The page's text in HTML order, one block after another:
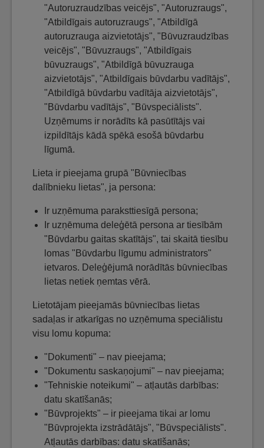
"Autoruzraudzības veicējs", "Autoruzraugs",
"Atbildīgais autoruzraugs", "Atbildīgā
autoruzrauga aizvietotājs", "Būvuzraudzības
veicējs", "Būvuzraugs", "Atbildīgais
būvuzraugs", "Atbildīgā būvuzrauga
aizvietotājs", "Atbildīgais būvdarbu vadītājs",
"Atbildīgā būvdarbu vadītāja aizvietotājs",
"Būvdarbu vadītājs", "Būvspeciālists".
Uzņēmums ir norādīts kā pasūtītājs vai
izpildītājs kādā spēkā esošā būvdarbu
līgumā.
Lieta ir pieejama grupā "Būvniecības
dalībnieku lietas", ja persona:
Ir uzņēmuma paraksttiesīgā persona;
Ir uzņēmuma deleģētā persona ar tiesībām
"Būvdarbu gaitas skatītājs", tai skaitā tiesību
lomas "Būvdarbu līgumu administrators"
ietvaros. Deleģējumā norādītās būvniecības
lietas netiek ņemtas vērā.
Lietotājam pieejamās būvniecības lietas
sadaļas ir atkarīgas no uzņēmuma speciālistu
visu lomu kopuma:
"Dokumenti" – nav pieejama;
"Dokumentu saskaņojumi" – nav pieejama;
"Tehniskie noteikumi" – atļautās darbības:
datu skatīšanās;
"Būvprojekts" – ir pieejama tikai ar lomu
"Būvprojekta izstrādātājs", "Būvspeciālists".
Atļautās darbības: datu skatīšanās;